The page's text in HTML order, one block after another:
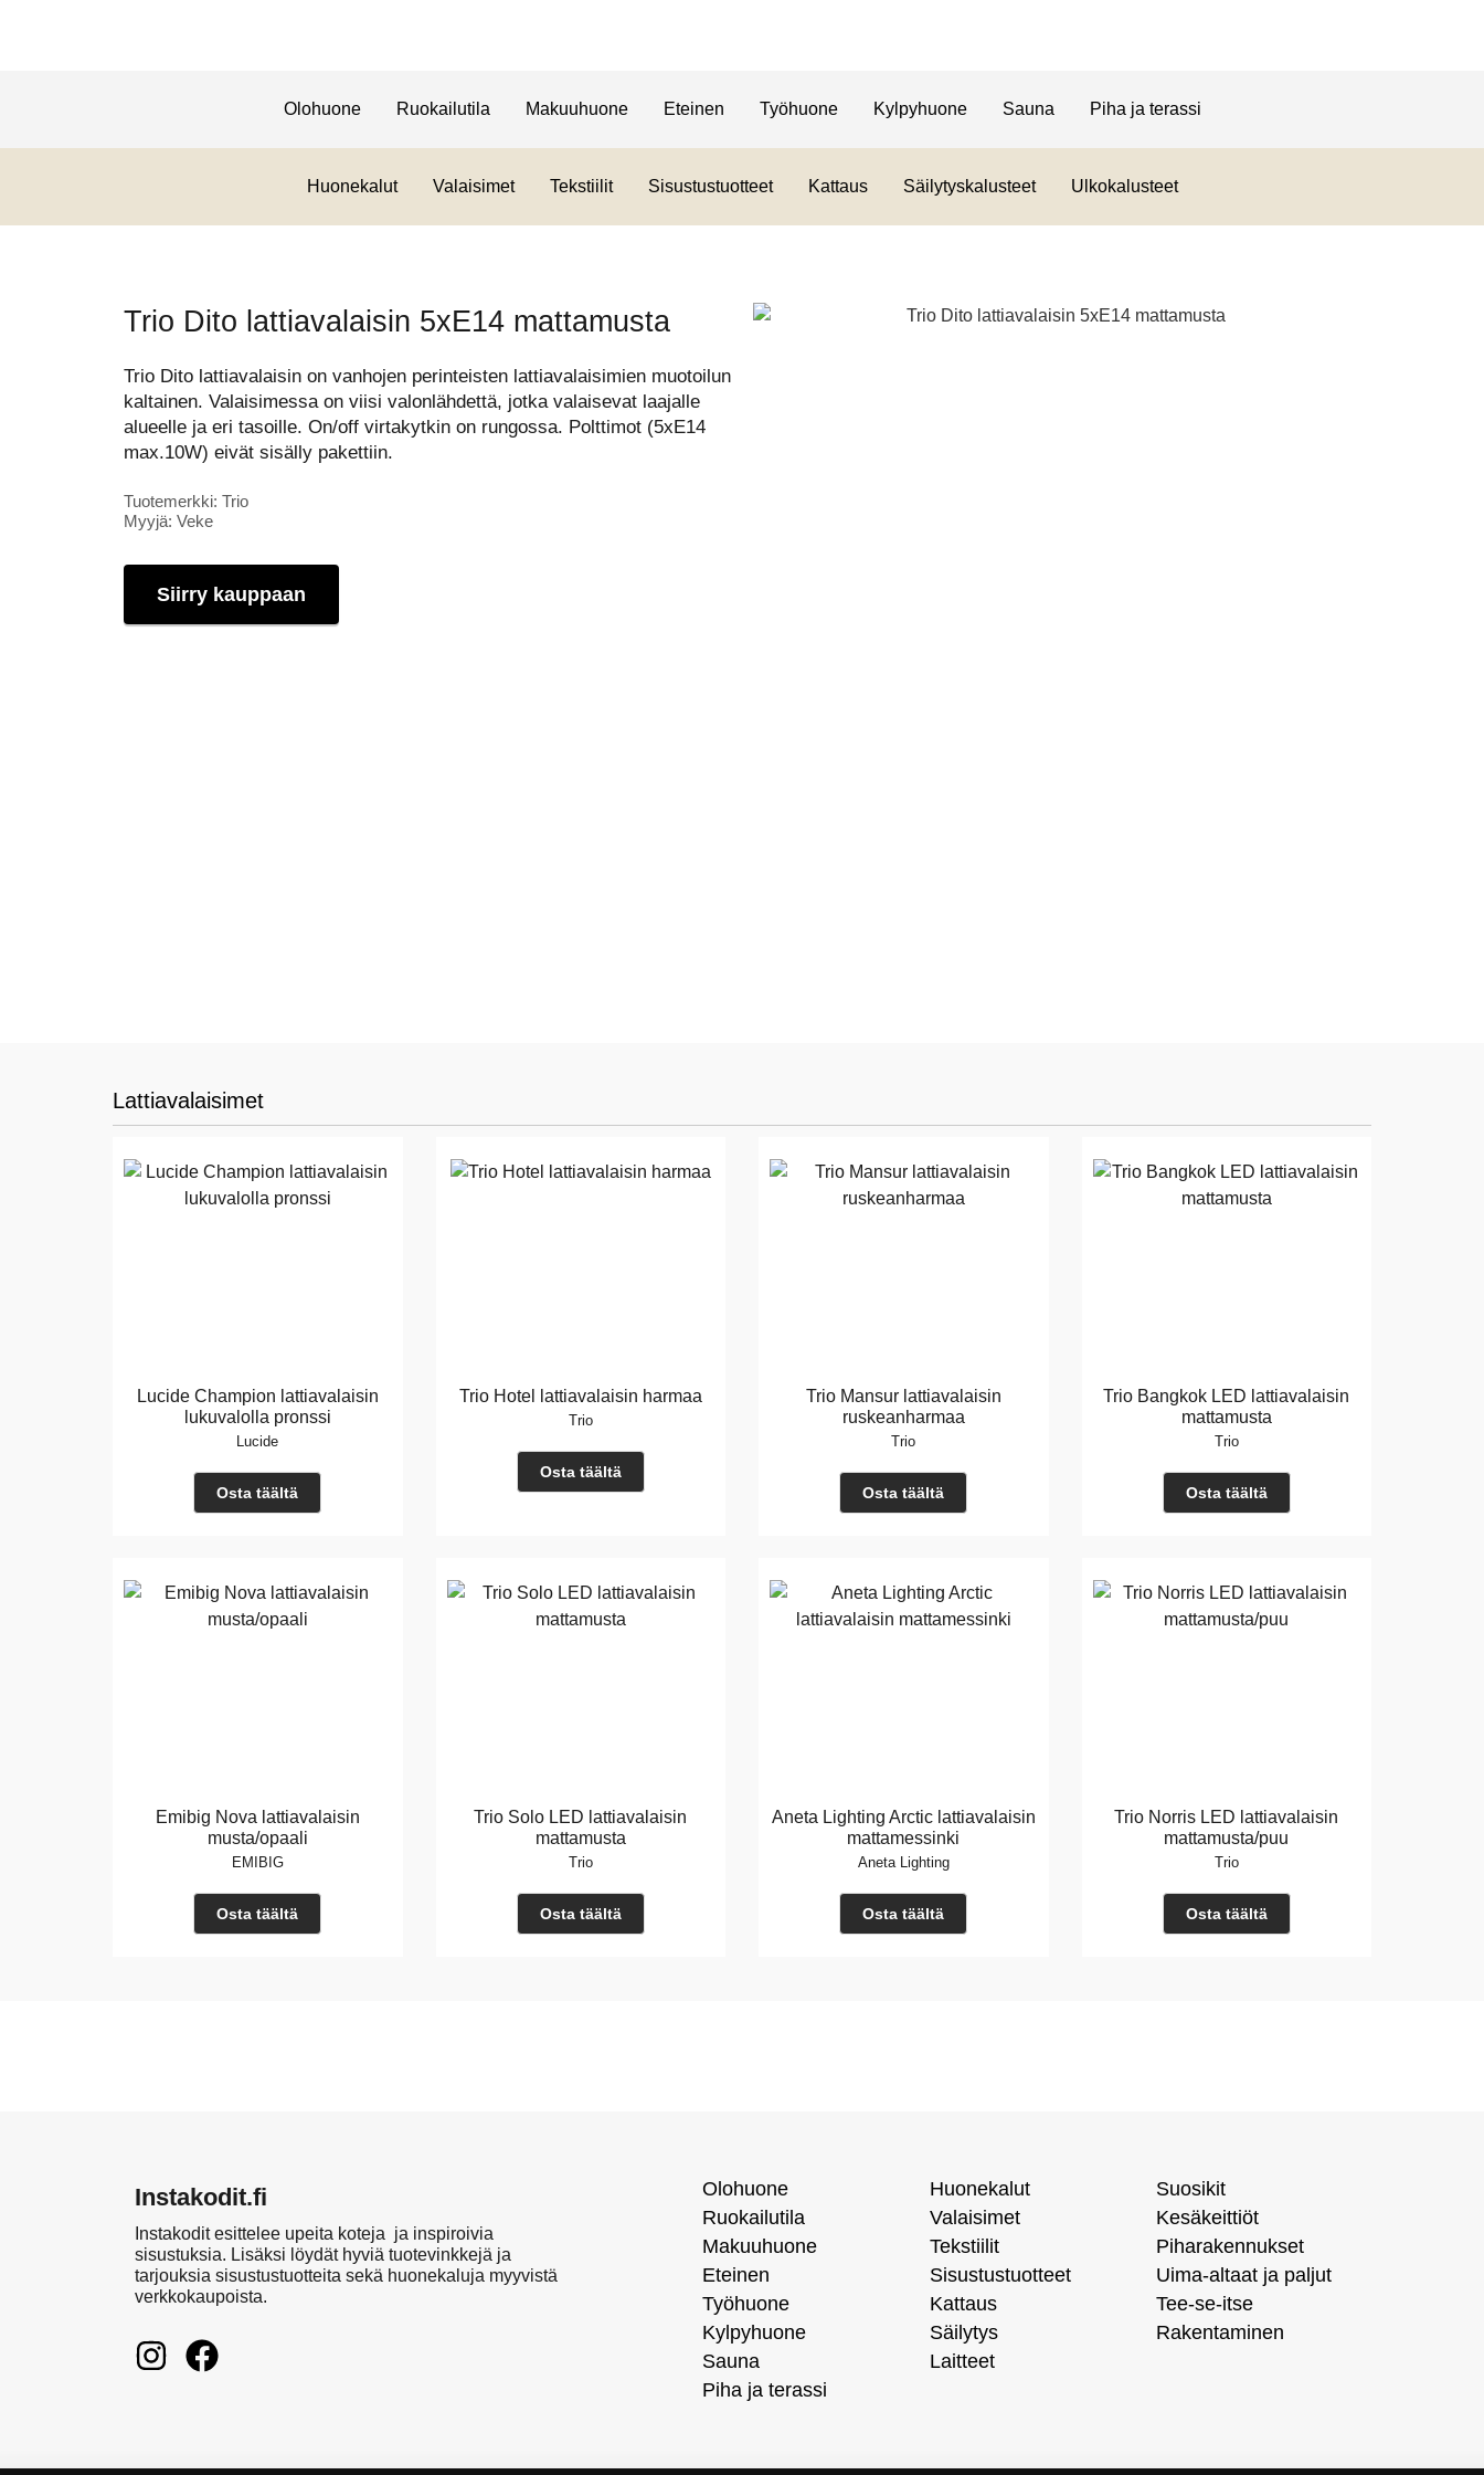
Olohuone Ruokailutila Makuuhuone Eteinen Työhuone Kylpyhuone Sauna Piha ja terassi
Huonekalut Valaisimet Tekstiilit Sisustustuotteet Kattaus Säilytyskalusteet Ulkokalusteet
Trio Dito lattiavalaisin 5xE14 mattamusta
Trio Dito lattiavalaisin on vanhojen perinteisten lattiavalaisimien muotoilun
kaltainen. Valaisimessa on viisi valonlähdettä, jotka valaisevat laajalle
alueelle ja eri tasoille. On/off virtakytkin on rungossa. Polttimot (5xE14
max.10W) eivät sisälly pakettiin.
Tuotemerkki: Trio
Myyjä: Veke
Siirry kauppaan
Lattiavalaisimet
Lucide Champion lattiavalaisin
lukuvalolla pronssi
Lucide
Osta täältä
Trio Hotel lattiavalaisin harmaa
Trio
Osta täältä
Trio Mansur lattiavalaisin
ruskeanharmaa
Trio
Osta täältä
Trio Bangkok LED lattiavalaisin
mattamusta
Trio
Osta täältä
Emibig Nova lattiavalaisin
musta/opaali
EMIBIG
Osta täältä
Trio Solo LED lattiavalaisin
mattamusta
Trio
Osta täältä
Aneta Lighting Arctic lattiavalaisin
mattamessinki
Aneta Lighting
Osta täältä
Trio Norris LED lattiavalaisin
mattamusta/puu
Trio
Osta täältä
Instakodit.fi
Instakodit esittelee upeita koteja ja inspiroivia
sisustuksia. Lisäksi löydät hyviä tuotevinkkejä ja
tarjouksia sisustustuotteita sekä huonekaluja myyvistä
verkkokaupoista.
Olohuone
Ruokailutila
Makuuhuone
Eteinen
Työhuone
Kylpyhuone
Sauna
Piha ja terassi
Huonekalut
Valaisimet
Tekstiilit
Sisustustuotteet
Kattaus
Säilytys
Laitteet
Suosikit
Kesäkeittiöt
Piharakennukset
Uima-altaat ja paljut
Tee-se-itse
Rakentaminen